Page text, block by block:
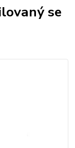
se